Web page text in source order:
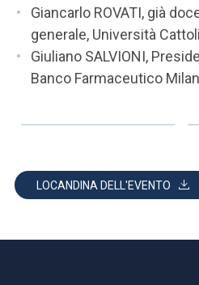
Giancarlo ROVATI, già
generale, Università
Giuliano SALVIONI,
Banco Farmaceutico
LOCANDINA DELL'EVENTO